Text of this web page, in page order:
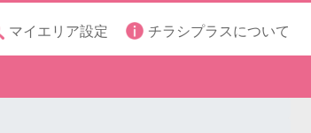
マイエリア設定 チラシプラスについて